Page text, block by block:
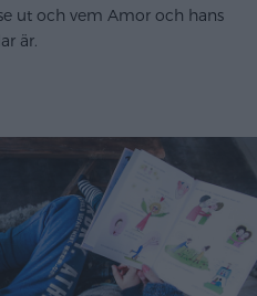
ut och vem Amor och hans
är.